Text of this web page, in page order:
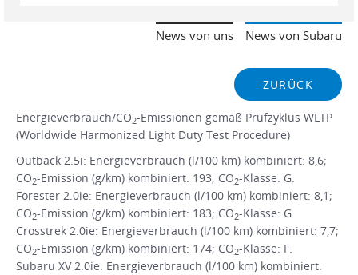
News von Subaru
News von uns
ZURÜCK
Energieverbrauch/CO2-Emissionen gemäß Prüfzyklus WLTP
(Worldwide Harmonized Light Duty Test Procedure)
Outback 2.5i: Energieverbrauch (l/100 km) kombiniert: 8,6;
CO2-Emission (g/km) kombiniert: 193; CO2-Klasse: G.
Forester 2.0ie: Energieverbrauch (l/100 km) kombiniert: 8,1;
CO2-Emission (g/km) kombiniert: 183; CO2-Klasse: G.
Crosstrek 2.0ie: Energieverbrauch (l/100 km) kombiniert: 7,7;
CO2-Emission (g/km) kombiniert: 174; CO2-Klasse: F.
Subaru XV 2.0ie: Energieverbrauch (l/100 km) kombiniert: